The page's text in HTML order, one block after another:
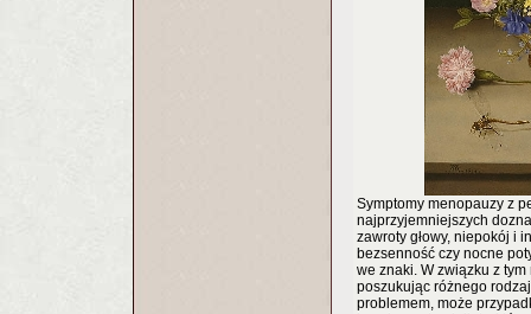
Symptomy menopauzy z
najprzyjemniejszych
zawroty głowy, niepokój i
bezsenność czy nocne
we znaki. W związku z
poszukując różnego
problemem, może